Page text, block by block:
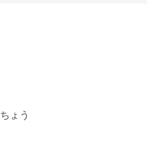
ょう